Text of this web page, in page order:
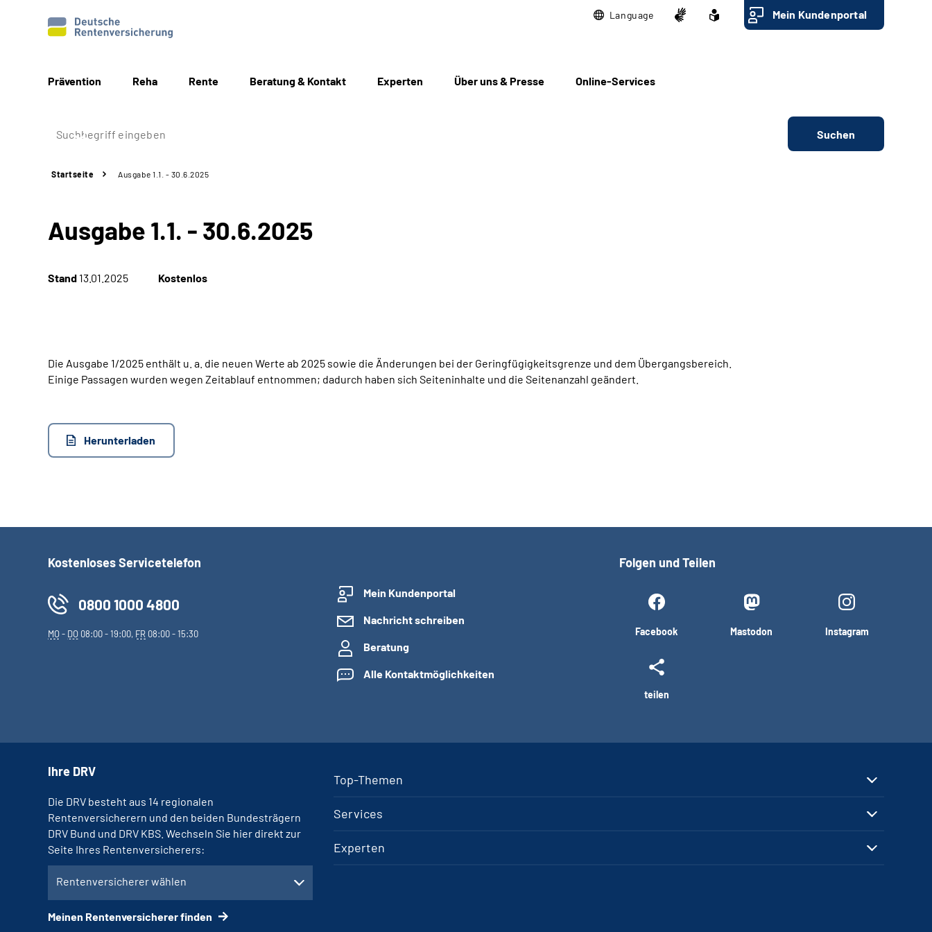
Language Mein Kundenportal
Prävention Reha Rente Beratung & Kontakt Experten Über uns & Presse Online-Services
Suchen
Startseite Ausgabe 1.1. - 30.6.2025
Ausgabe 1.1. - 30.6.2025
Stand 13.01.2025 Kostenlos
Die Ausgabe 1/2025 enthält u. a. die neuen Werte ab 2025 sowie die Änderungen bei der Geringfügigkeitsgrenze und dem Übergangsbereich.
Einige Passagen wurden wegen Zeitablauf entnommen; dadurch haben sich Seiteninhalte und die Seitenanzahl geändert.
Herunterladen
Kostenloses Servicetelefon
0800 1000 4800
MO- DO 08:00 - 19:00, FR 08:00 - 15:30
Mein Kundenportal
Nachricht schreiben
Beratung
Alle Kontaktmöglichkeiten
Folgen und Teilen
Facebook Mastodon Instagram
teilen
Top-Themen
Services
Experten
Ihre DRV
Die DRV besteht aus 14 regionalen
Rentenversicherern und den beiden Bundesträgern
DRV Bund und DRV KBS. Wechseln Sie hier direkt zur
Seite Ihres Rentenversicherers:
Rentenversicherer wählen
Meinen Rentenversicherer finden